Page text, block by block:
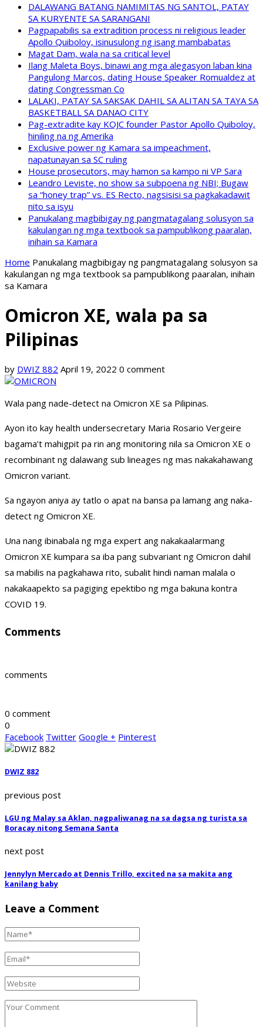
DALAWANG BATANG NAMIMITAS NG SANTOL, PATAY
SA KURYENTE SA SARANGANI
Pagpapabilis sa extradition process ni religious leader
Apollo Quiboloy, isinusulong ng isang mambabatas
Magat Dam, wala na sa critical level
Ilang Maleta Boys, binawi ang mga alegasyon laban kina
Pangulong Marcos, dating House Speaker Romualdez at
dating Congressman Co
LALAKI, PATAY SA SAKSAK DAHIL SA ALITAN SA TAYA SA
BASKETBALL SA DANAO CITY
Pag-extradite kay KOJC founder Pastor Apollo Quiboloy,
hiniling na ng Amerika
Exclusive power ng Kamara sa impeachment,
napatunayan sa SC ruling
House prosecutors, may hamon sa kampo ni VP Sara
Leandro Leviste, no show sa subpoena ng NBI; Bugaw
sa “honey trap” vs. ES Recto, nagsisisi sa pagkakadawit
nito sa isyu
Panukalang magbibigay ng pangmatagalang solusyon sa
kakulangan ng mga textbook sa pampublikong paaralan,
inihain sa Kamara
Home Panukalang magbibigay ng pangmatagalang solusyon sa
kakulangan ng mga textbook sa pampublikong paaralan, inihain
sa Kamara
Omicron XE, wala pa sa
Pilipinas
by DWIZ 882 April 19, 2022 0 comment
Wala pang nade-detect na Omicron XE sa Pilipinas.
Ayon ito kay health undersecretary Maria Rosario Vergeire
bagama’t mahigpit pa rin ang monitoring nila sa Omicron XE o
recombinant ng dalawang sub lineages ng mas nakakahawang
Omicron variant.
Sa ngayon aniya ay tatlo o apat na bansa pa lamang ang naka-
detect ng Omicron XE.
Una nang ibinabala ng mga expert ang nakakaalarmang
Omicron XE kumpara sa iba pang subvariant ng Omicron dahil
sa mabilis na pagkahawa rito, subalit hindi naman malala o
nakakaapekto sa pagiging epektibo ng mga bakuna kontra
COVID 19.
Comments
comments
0 comment
0
Facebook Twitter Google + Pinterest
DWIZ 882
previous post
LGU ng Malay sa Aklan, nagpaliwanag na sa dagsa ng turista sa
Boracay nitong Semana Santa
next post
Jennylyn Mercado at Dennis Trillo, excited na sa makita ang
kanilang baby
Leave a Comment